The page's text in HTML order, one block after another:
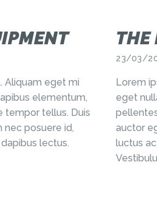
Aliquam eget mi
elementum,
tempor tellus. Duis
nec posuere id,
lectus.
THE
23/03/
Lorem
eget
auctor
luctus